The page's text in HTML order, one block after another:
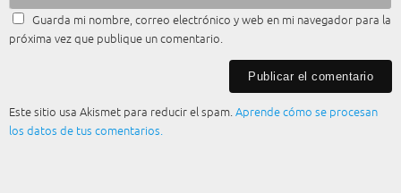
Guarda mi nombre, correo electrónico y web en mi navegador para la
próxima vez que publique un comentario.
Este sitio usa Akismet para reducir el spam.Aprende cómo se procesan
los datos de tus comentarios.